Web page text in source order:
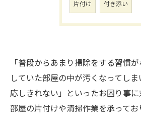
片付け 付き添い
「普段からあまり掃除をする習慣
していた部屋の中が汚くなってし
応しきれない」といったお困り事
部屋の片付けや清掃作業を承って